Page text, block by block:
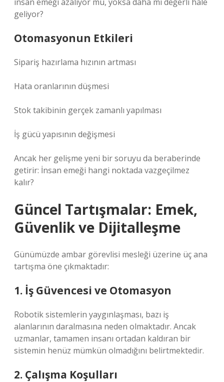
geliyor?
Otomasyonun Etkileri
Sipariş hazırlama hızının artması
Hata oranlarının düşmesi
Stok takibinin gerçek zamanlı yapılması
İş gücü yapısının değişmesi
Ancak her gelişme yeni bir soruyu da beraberinde
getirir: İnsan emeği hangi noktada vazgeçilmez
kalır?
Güncel Tartışmalar: Emek,
Güvenlik ve Dijitalleşme
Günümüzde ambar görevlisi mesleği üzerine üç ana
tartışma öne çıkmaktadır:
1. İş Güvencesi ve Otomasyon
Robotik sistemlerin yaygınlaşması, bazı iş
alanlarının daralmasına neden olmaktadır. Ancak
uzmanlar, tamamen insanı ortadan kaldıran bir
sistemin henüz mümkün olmadığını belirtmektedir.
2. Çalışma Koşulları